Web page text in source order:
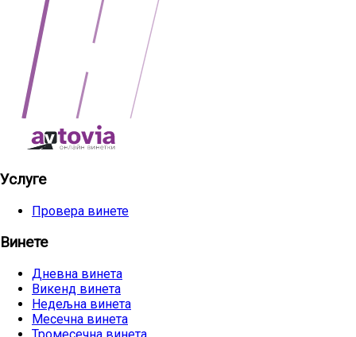
Услуге
Провера винете
Винете
Дневна винета
Викенд винета
Недељна винета
Месечна винета
Тромесечна винета